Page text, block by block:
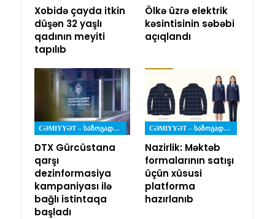
Xobidə çayda itkin
düşən 32 yaşlı
qadının meyiti
tapılıb
Ölkə üzrə elektrik
kəsintisinin səbəbi
açıqlandı
CƏMIYYƏT – ᲡᲐᲖᲝᲒᲐᲓᲝᲔᲑᲐ
DTX Gürcüstana
qarşı
dezinformasiya
kampaniyası ilə
bağlı istintaqa
başladı
CƏMIYYƏT – ᲡᲐᲖᲝᲒᲐᲓᲝᲔᲑᲐ
Nazirlik: Məktəb
formalarının satışı
üçün xüsusi
platforma
hazırlanıb